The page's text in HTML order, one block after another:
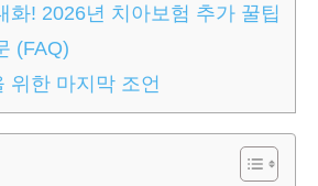
화! 2026년 치아보험 추가 꿀팁
(FAQ)
위한 마지막 조언